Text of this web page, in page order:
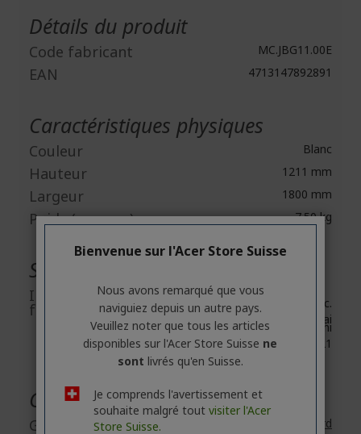
Détails du produit
Code fabricant MC.JBG11.00E
EAN 4713147892891
Caractéristiques physiques
Couleur Blanc
Hauteur 1211 mm
Largeur 1800 mm
Poids (approx.) 7.50 kg
Sécurité générale des produits
Informations du
fabricant
Acer Inc.
8F, No. 88, Section 1, Xin Tai
5th Road, Xizhi
New Taipei City 221
Garantie
Garantie Garantie standard
Bienvenue sur l'Acer Store Suisse
Nous avons remarqué que vous
naviguiez depuis un autre pays.
Veuillez noter que tous les articles
disponibles sur l'Acer Store Suisse ne
sont livrés qu'en Suisse.
Je comprends l'avertissement et
souhaite malgré tout visiter l'Acer
Store Suisse.